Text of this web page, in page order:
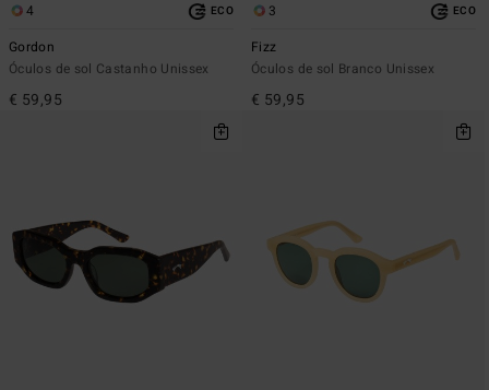
4 ECO
Gordon
Óculos de sol Castanho Unissex
€ 59,95
3 ECO
Fizz
Óculos de sol Branco Unissex
€ 59,95